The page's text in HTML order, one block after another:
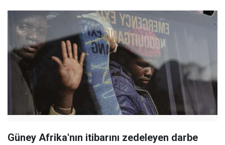
Güney Afrika'nın itibarını zedeleyen darbe